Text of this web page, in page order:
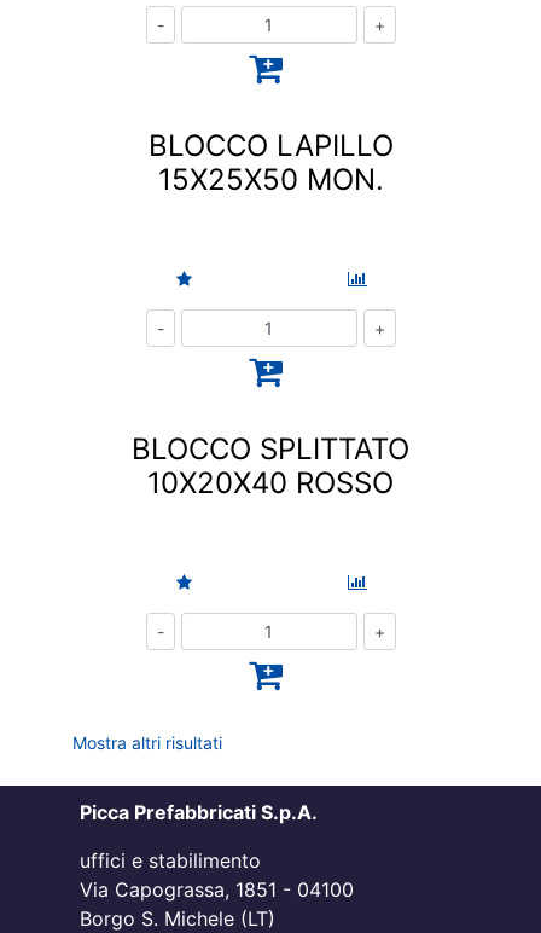
BLOCCO LAPILLO
15X25X50 MON.
BLOCCO SPLITTATO
10X20X40 ROSSO
Mostra altri risultati
Picca Prefabbricati S.p.A.
uffici e stabilimento
Via Capograssa, 1851 - 04100
Borgo S. Michele (LT)